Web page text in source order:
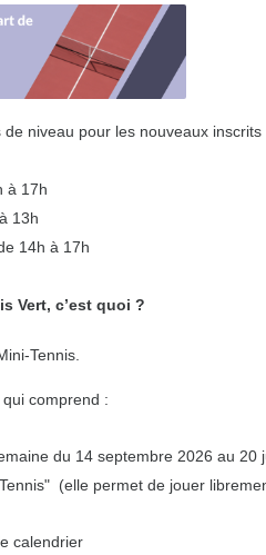
niveau pour les nouveaux
à 17h
13h
14h à 17h
Vert, c’est quoi ?
Tennis.
comprend :
du 14 septembre 2026 au 20
(elle permet de jouer
calendrier